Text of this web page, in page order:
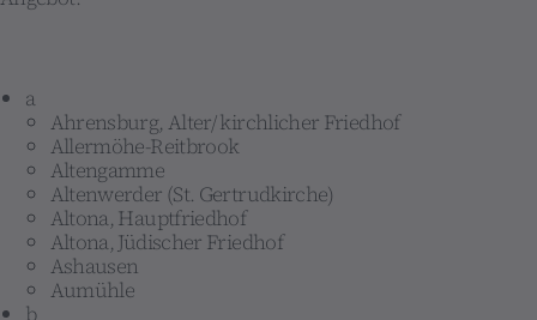
a
Ahrensburg, Alter/ kirchlicher Friedhof
Allermöhe-Reitbrook
Altengamme
Altenwerder (St. Gertrudkirche)
Altona, Hauptfriedhof
Altona, Jüdischer Friedhof
Ashausen
Aumühle
b